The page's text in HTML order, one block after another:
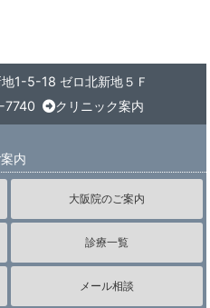
1-5-18 ゼロ北新地５Ｆ
クリニック案内
内
大阪院のご案内
診療一覧
メール相談